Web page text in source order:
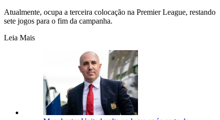
Atualmente, ocupa a terceira colocação na Premier League, restando
sete jogos para o fim da campanha.
Leia Mais